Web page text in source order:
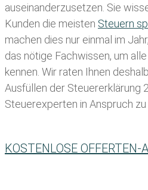
auseinanderzusetzen. Sie
Kunden die meisten Steuern
machen dies nur einmal im
das nötige Fachwissen, um
kennen. Wir raten Ihnen
Ausfüllen der Steuererklärung
Steuerexperten in Anspruch zu
KOSTENLOSE OFFERTEN-